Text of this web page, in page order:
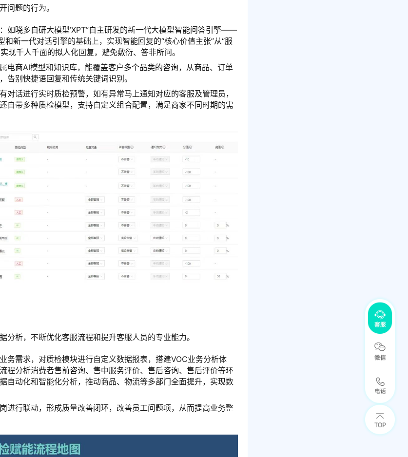
问题的行为。
：如晓多自研大模型’XPT”自主研发的新一代大模型智能问答引擎——
和新一代对话引擎的基础上，实现智能回复的“核心价值主张”从“服
现千人千面的拟人化回复，避免敷衍、答非所问。
电商AI模型和知识库，能覆盖客户多个品类的咨询，从商品、订单
告别快捷语回复和传统关键词识别。
对话进行实时质检预警，如有异常马上通知对应的客服及管理员，
自带多种质检模型，支持自定义组合配置，满足商家不同时期的需
分析，不断优化客服流程和提升客服人员的专业能力。
务需求，对质检模块进行自定义数据报表，搭建VOC业务分析体
程分析消费者售前咨询、售中服务评价、售后咨询、售后评价等环
自动化和智能化分析，推动商品、物流等多部门全面提升，实现数
进行联动，形成质量改善闭环，改善员工问题项，从而提高业务整